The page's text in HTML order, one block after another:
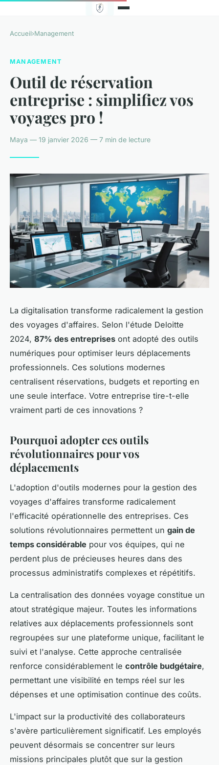
Accueil›Management
MANAGEMENT
Outil de réservation
entreprise : simplifiez vos
voyages pro !
Maya — 19 janvier 2026 — 7 min de lecture
La digitalisation transforme radicalement la gestion
des voyages d'affaires. Selon l'étude Deloitte
2024, 87% des entreprises ont adopté des outils
numériques pour optimiser leurs déplacements
professionnels. Ces solutions modernes
centralisent réservations, budgets et reporting en
une seule interface. Votre entreprise tire-t-elle
vraiment parti de ces innovations ?
Pourquoi adopter ces outils
révolutionnaires pour vos
déplacements
L'adoption d'outils modernes pour la gestion des
voyages d'affaires transforme radicalement
l'efficacité opérationnelle des entreprises. Ces
solutions révolutionnaires permettent un gain de
temps considérable pour vos équipes, qui ne
perdent plus de précieuses heures dans des
processus administratifs complexes et répétitifs.
La centralisation des données voyage constitue un
atout stratégique majeur. Toutes les informations
relatives aux déplacements professionnels sont
regroupées sur une plateforme unique, facilitant le
suivi et l'analyse. Cette approche centralisée
renforce considérablement le contrôle budgétaire,
permettant une visibilité en temps réel sur les
dépenses et une optimisation continue des coûts.
L'impact sur la productivité des collaborateurs
s'avère particulièrement significatif. Les employés
peuvent désormais se concentrer sur leurs
missions principales plutôt que sur la gestion